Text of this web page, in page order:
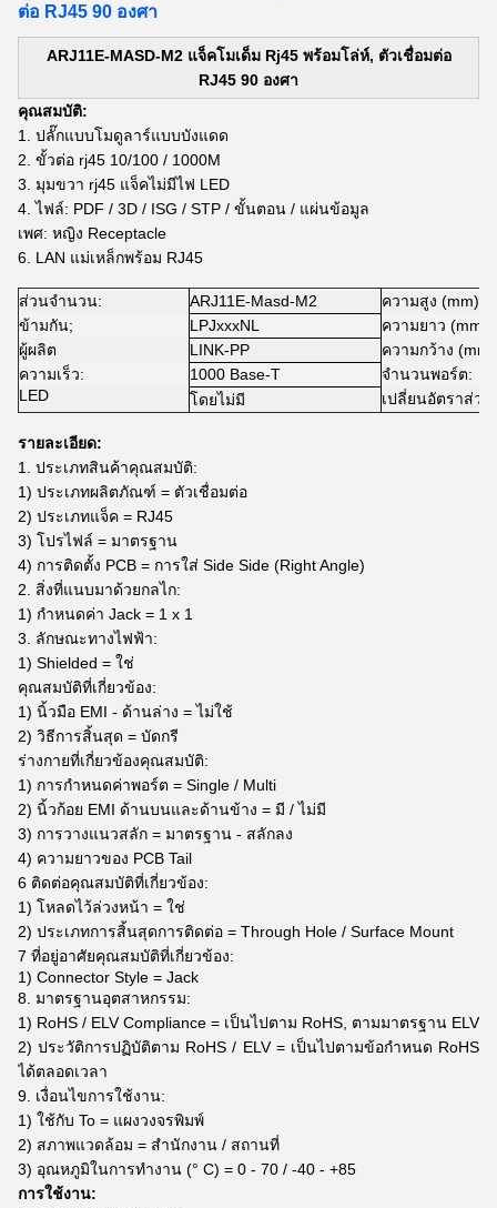
ต่อ RJ45 90 องศา
ARJ11E-MASD-M2 แจ็คโมเด็ม Rj45 พร้อมโล่ห์, ตัวเชื่อมต่อ
RJ45 90 องศา
คุณสมบัติ:
1. ปลั๊กแบบโมดูลาร์แบบบังแดด
2. ขั้วต่อ rj45 10/100 / 1000M
3. มุมขวา rj45 แจ็คไม่มีไฟ LED
4. ไฟล์: PDF / 3D / ISG / STP / ขั้นตอน / แผ่นข้อมูล
เพศ: หญิง Receptacle
6. LAN แม่เหล็กพร้อม RJ45
ส่วนจำนวน: ARJ11E-Masd-M2
ความสูง (mm)
ข้ามกัน;
LPJxxxNL
ความยาว (mm)
ผู้ผลิต
LINK-PP
ความกว้าง (mm)
ความเร็ว:
1000 Base-T
จำนวนพอร์ต:
LED
โดยไม่มี เปลี่ยนอัตราส่วน
รายละเอียด:
1. ประเภทสินค้าคุณสมบัติ:
1) ประเภทผลิตภัณฑ์ = ตัวเชื่อมต่อ
2) ประเภทแจ็ค = RJ45
3) โปรไฟล์ = มาตรฐาน
4) การติดตั้ง PCB = การใส่ Side Side (Right Angle)
2. สิ่งที่แนบมาด้วยกลไก:
1) กำหนดค่า Jack = 1 x 1
3. ลักษณะทางไฟฟ้า:
1) Shielded = ใช่
คุณสมบัติที่เกี่ยวข้อง:
1) นิ้วมือ EMI - ด้านล่าง = ไม่ใช้
2) วิธีการสิ้นสุด = บัดกรี
ร่างกายที่เกี่ยวข้องคุณสมบัติ:
1) การกำหนดค่าพอร์ต = Single / Multi
2) นิ้วก้อย EMI ด้านบนและด้านข้าง = มี / ไม่มี
3) การวางแนวสลัก = มาตรฐาน - สลักลง
4) ความยาวของ PCB Tail
6 ติดต่อคุณสมบัติที่เกี่ยวข้อง:
1) โหลดไว้ล่วงหน้า = ใช่
2) ประเภทการสิ้นสุดการติดต่อ = Through Hole / Surface Mount
7 ที่อยู่อาศัยคุณสมบัติที่เกี่ยวข้อง:
1) Connector Style = Jack
8. มาตรฐานอุตสาหกรรม:
1) RoHS / ELV Compliance = เป็นไปตาม RoHS, ตามมาตรฐาน ELV
2) ประวัติการปฏิบัติตาม RoHS / ELV = เป็นไปตามข้อกำหนด RoHS
ได้ตลอดเวลา
9. เงื่อนไขการใช้งาน:
1) ใช้กับ To = แผงวงจรพิมพ์
2) สภาพแวดล้อม = สำนักงาน / สถานที่
3) อุณหภูมิในการทำงาน (° C) = 0 - 70 / -40 - +85
การใช้งาน: